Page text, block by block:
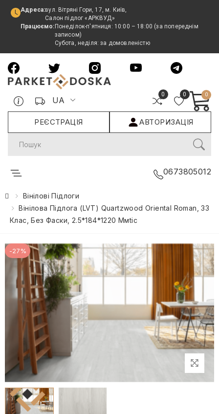
Адреса:вул. Вітряні Гори, 17, м. Київ,
Салон підлог «АРКВУД»
Працюємо: Понеділок-п'ятниця: 10:00 – 18:00 (за попереднім
записом)
Субота, неділя: за домовленістю
UA
0 0 0
РЕЄСТРАЦІЯ АВТОРИЗАЦІЯ
Search
0673805012
Вінілові Підлоги
Вінілова Підлога (LVT) Quartzwood Oriental Roman, 33
Клас, Без Фаски, 2.5*184*1220 Ммtic
-27%